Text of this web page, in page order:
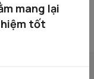
mang lại
tốt